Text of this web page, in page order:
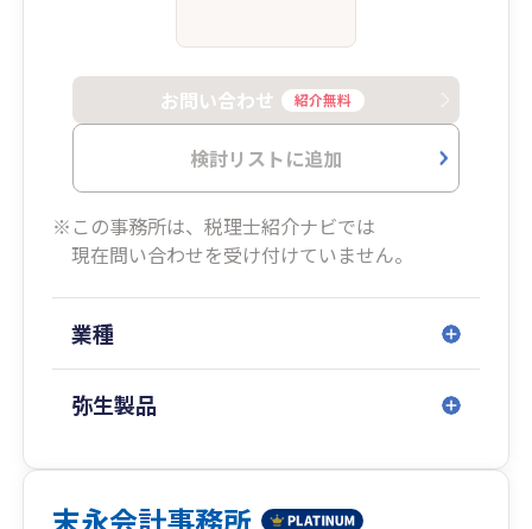
お問い合わせ 紹介無料
検討リストに追加
※この事務所は、税理士紹介ナビでは
現在問い合わせを受け付けていません。
業種
弥生製品
末永会計事務所